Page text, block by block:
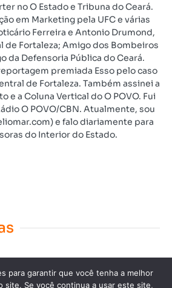
no O Estado e Tribuna do Ceará.
em Marketing pela UFC e várias
Ferreira e Antonio Drumond,
de Fortaleza; Amigo dos Bombeiros
da Defensoria Pública do Ceará.
premiada Esso pelo caso
de Fortaleza. Também assinei a
e a Coluna Vertical do O POVO. Fui
O POVO/CBN. Atualmente, sou
e falo diariamente para
do Interior do Estado.
para garantir que você tenha a melhor
site. Se você continua a usar este site,